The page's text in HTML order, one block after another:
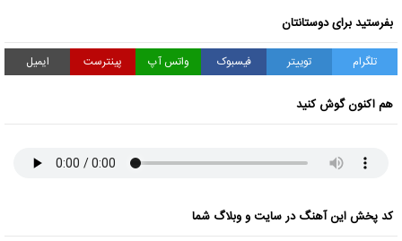
بفرستید برای دوستانتان
تلگرام توییتر فیسبوک واتس آپ پینترست ایمیل
هم اکنون گوش کنید
کد پخش این آهنگ در سایت و وبلاگ شما